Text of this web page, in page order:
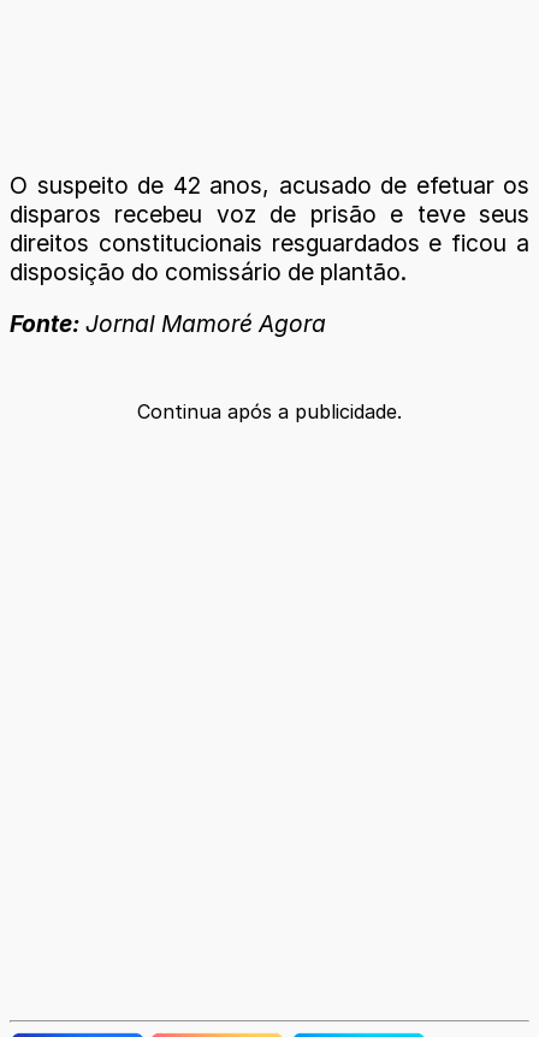
O suspeito de 42 anos, acusado de efetuar os
disparos recebeu voz de prisão e teve seus
direitos constitucionais resguardados e ficou a
disposição do comissário de plantão.
Fonte: Jornal Mamoré Agora
Continua após a publicidade.